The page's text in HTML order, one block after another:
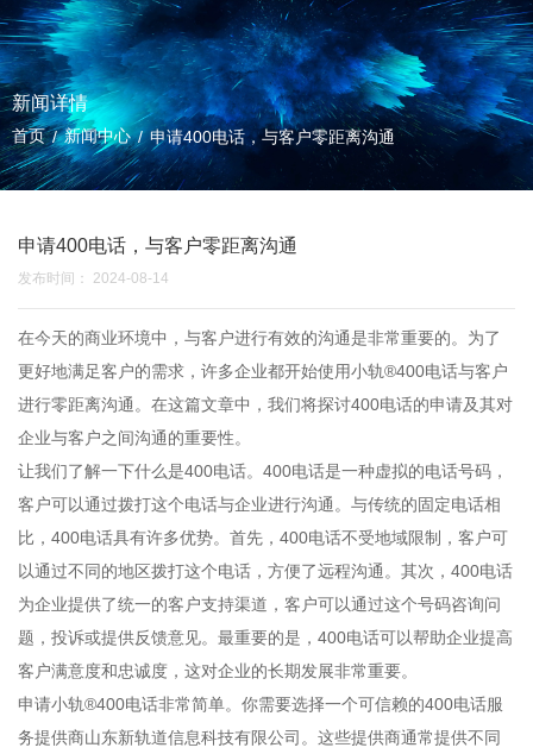
新闻详情
首页/新闻中心 /申请400电话，与客户零距离沟通
申请400电话，与客户零距离沟通
发布时间： 2024-08-14
在今天的商业环境中，与客户进行有效的沟通是非常重要的。为了
更好地满足客户的需求，许多企业都开始使用小轨®400电话与客户
进行零距离沟通。在这篇文章中，我们将探讨400电话的申请及其对
企业与客户之间沟通的重要性。
让我们了解一下什么是400电话。400电话是一种虚拟的电话号码，
客户可以通过拨打这个电话与企业进行沟通。与传统的固定电话相
比，400电话具有许多优势。首先，400电话不受地域限制，客户可
以通过不同的地区拨打这个电话，方便了远程沟通。其次，400电话
为企业提供了统一的客户支持渠道，客户可以通过这个号码咨询问
题，投诉或提供反馈意见。最重要的是，400电话可以帮助企业提高
客户满意度和忠诚度，这对企业的长期发展非常重要。
申请小轨®400电话非常简单。你需要选择一个可信赖的400电话服
务提供商山东新轨道信息科技有限公司。这些提供商通常提供不同